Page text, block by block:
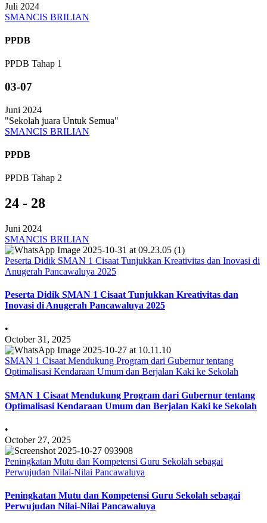
Juli 2024
SMANCIS BRILIAN
PPDB
PPDB Tahap 1
03-07
Juni 2024
"Sekolah juara Untuk Semua"
SMANCIS BRILIAN
PPDB
PPDB Tahap 2
24 - 28
Juni 2024
SMANCIS BRILIAN
Peserta Didik SMAN 1 Cisaat Tunjukkan Kreativitas dan Inovasi di
Anugerah Pancawaluya 2025
Peserta Didik SMAN 1 Cisaat Tunjukkan Kreativitas dan
Inovasi di Anugerah Pancawaluya 2025
•
October 31, 2025
SMAN 1 Cisaat Mendukung Program dari Gubernur tentang
Optimalisasi Kendaraan Umum dan Berjalan Kaki ke Sekolah
SMAN 1 Cisaat Mendukung Program dari Gubernur tentang
Optimalisasi Kendaraan Umum dan Berjalan Kaki ke Sekolah
•
October 27, 2025
Peningkatan Mutu dan Kompetensi Guru Sekolah sebagai
Perwujudan Nilai-Nilai Pancawaluya
Peningkatan Mutu dan Kompetensi Guru Sekolah sebagai
Perwujudan Nilai-Nilai Pancawaluya